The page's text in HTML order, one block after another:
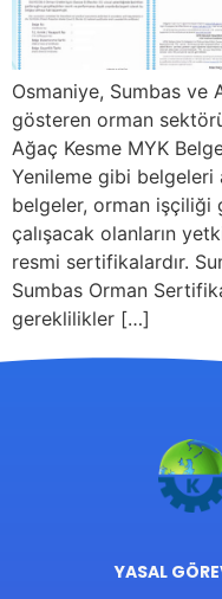
Osmaniye, Sumbas ve
gösteren orman
Ağaç Kesme MYK
Yenileme gibi
belgeler, orman işçiliği
çalışacak olanların
resmi sertifikalardır.
Sumbas Orman
gereklilikler […]
YASAL